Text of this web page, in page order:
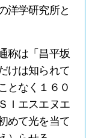
洋学研究所と
称は「昌平坂
けは知られて
となく１６０
Ｉエスエヌエ
めて光を当て